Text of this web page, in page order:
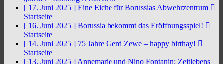
[ 17. Juni 2025 ] Eine Eiche für Borussias Abwehrzentrum
Startseite
[ 16. Juni 2025 ] Borussia bekommt das Eröffnungsspiel!
Startseite
[ 14. Juni 2025 ] 75 Jahre Gerd Zewe – happy birthay!
Startseite
[ 13. Juni 2025 ] Annemarie und Nino Fontanin: Zeitlebens